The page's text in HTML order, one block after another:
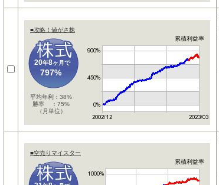
■攻略！値がさ株
累積利益率
20年8ヶ月で
797%
平均年利：38%
勝率 ：75%
（月単位）
■空売りマイスター
累積利益率